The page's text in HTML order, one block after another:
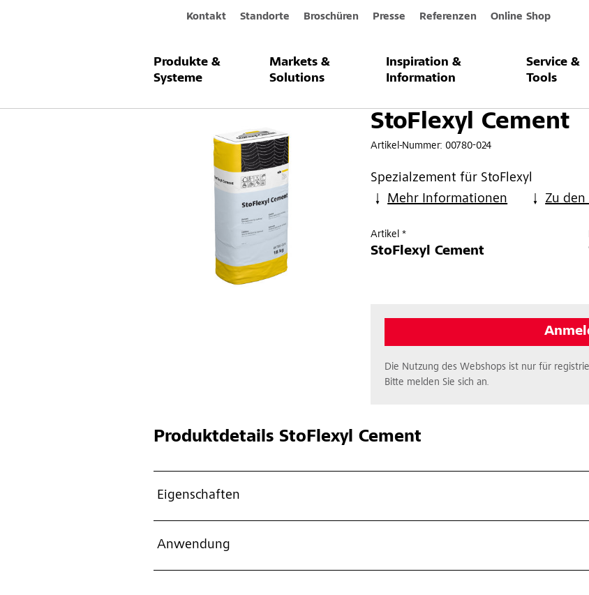
Kontakt Standorte Broschüren Presse Referenzen Online Shop
Produkte &
Systeme
Markets &
Solutions
Inspiration &
Information
Service &
Tools
Produkte & Systeme StoFlexyl Cement
StoFlexyl Cement
Artikel-Nummer: 00780-024
Spezialzement für StoFlexyl
Mehr Informationen
Zu
Artikel *
StoFlexyl Cement
Die Nutzung des Webshops ist nur für
Bitte melden Sie sich an.
ProduktdetailsStoFlexyl Cement
Eigenschaften
Anwendung